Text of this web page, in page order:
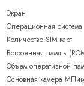
Экран
Операционная система
Количество SIM-карт
Встроенная память
Объем оперативной
Основная камера